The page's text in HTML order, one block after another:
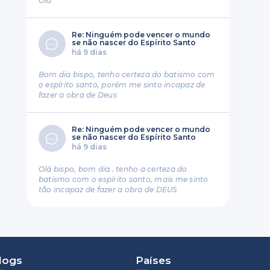
Re: Ninguém pode vencer o mundo
se não nascer do Espírito Santo
há 9 dias
Bom dia bispo, tenho certeza do batismo com
o espírito santo, porém me sinto incapaz de
fazer a obra de Deus
Re: Ninguém pode vencer o mundo
se não nascer do Espírito Santo
há 9 dias
Olá bispo, bom dia.. tenho a certeza do
batismo com o espírito santo, mais me sinto
tão incapaz de fazer a obra de DEUS
Países